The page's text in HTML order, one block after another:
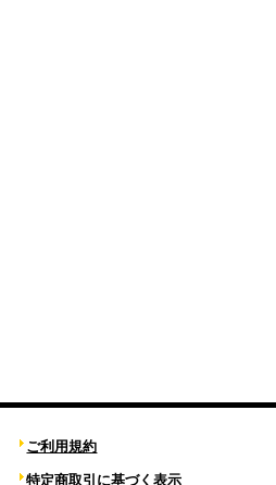
ご利用規約
特定商取引に基づく表示